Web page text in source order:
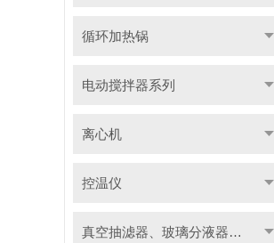
循环加热锅
电动搅拌器系列
离心机
控温仪
真空抽滤器、玻璃分液器系列